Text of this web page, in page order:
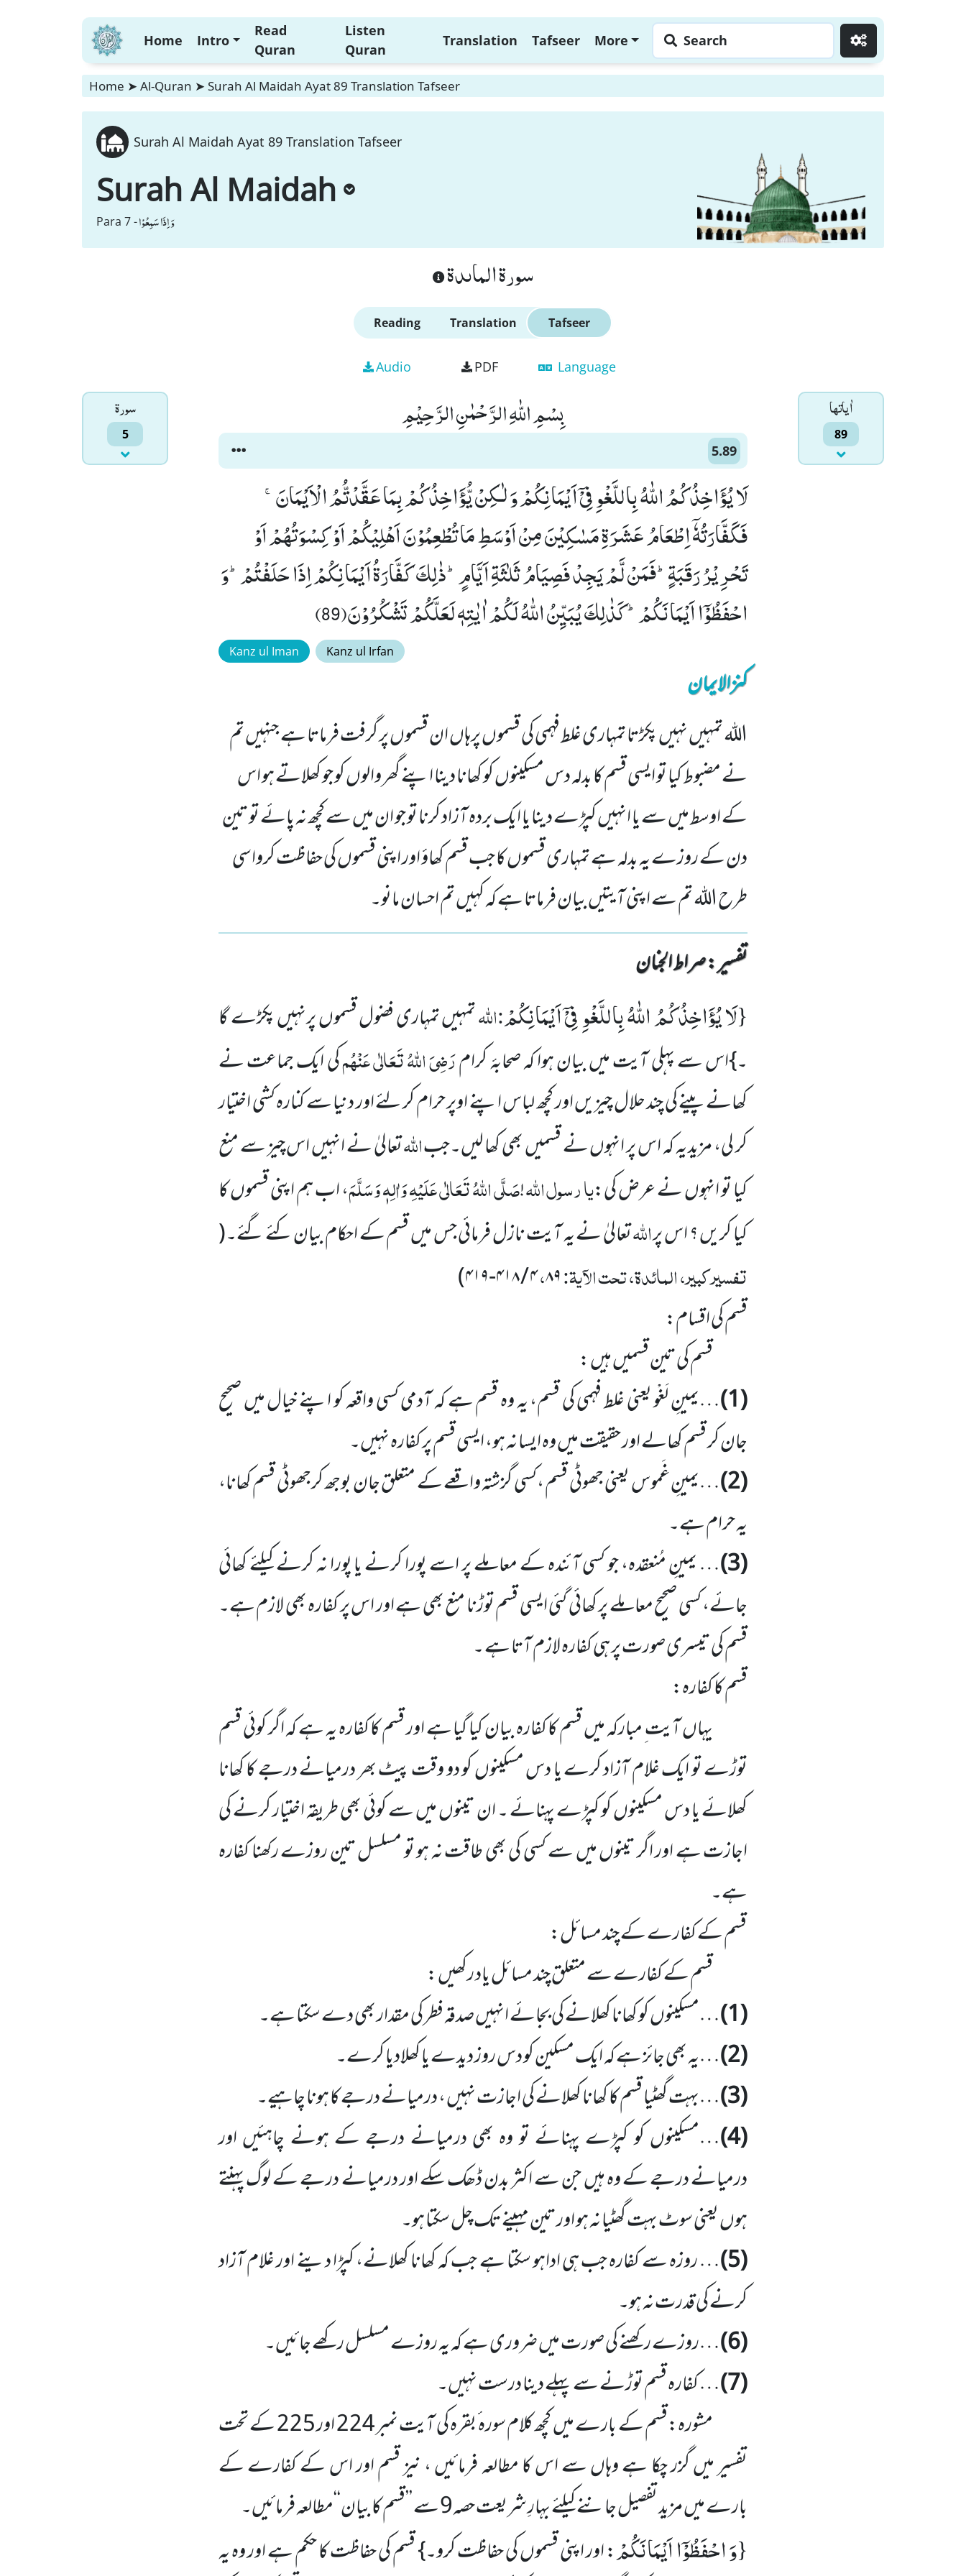
Home Intro
Read
Quran
Listen
Quran
Translation Tafseer More Search
Home ➤ Al-Quran ➤ Surah Al Maidah Ayat 89 Translation Tafseer
Surah Al Maidah Ayat 89 Translation Tafseer
Surah Al Maidah
Para 7 -وَ اِذَا سَمِعُوْا
سورة الماىدة
Reading Translation Tafseer
Audio PDF Language
سورۃ
5
اٰياتها
89
بِسْمِ اللّٰهِ الرَّحْمٰنِ الرَّحِیْمِ
5.89
لَا یُؤَاخِذُكُمُ اللّٰهُ بِاللَّغْوِ فِیْۤ اَیْمَانِكُمْ وَ لٰـكِنْ یُّؤَاخِذُكُمْ بِمَا عَقَّدْتُّمُ الْاَیْمَانَۚ-
فَكَفَّارَتُهٗۤ اِطْعَامُ عَشَرَةِ مَسٰكِیْنَ مِنْ اَوْسَطِ مَا تُطْعِمُوْنَ اَهْلِیْكُمْ اَوْ كِسْوَتُهُمْ اَوْ
تَحْرِیْرُ رَقَبَةٍؕ-فَمَنْ لَّمْ یَجِدْ فَصِیَامُ ثَلٰثَةِ اَیَّامٍؕ-ذٰلِكَ كَفَّارَةُ اَیْمَانِكُمْ اِذَا حَلَفْتُمْؕ-وَ
احْفَظُوْۤا اَیْمَانَكُمْؕ-كَذٰلِكَ یُبَیِّنُ اللّٰهُ لَكُمْ اٰیٰتِهٖ لَعَلَّكُمْ تَشْكُرُوْنَ(89)
Kanz ul Iman Kanz ul Irfan
کنزالایمان
اللہ تمہیں نہیں پکڑتا تمہاری غلط فہمی کی قسموں پرہاں ان قسموں پر گرفت فرماتا ہے جنہیں تم
نے مضبوط کیا تو ایسی قسم کا بدلہ دس مسکینوں کو کھانا دینا اپنے گھر والوں کو جو کھلاتے ہو اس
کے اوسط میں سے یا انہیں کپڑے دینا یا ایک بردہ آزاد کرنا تو جو ان میں سے کچھ نہ پائے تو تین
دن کے روزے یہ بدلہ ہے تمہاری قسموں کا جب قسم کھاؤ اور اپنی قسموں کی حفاظت کرواسی
طرح اللہ تم سے اپنی آیتیں بیان فرماتا ہے کہ کہیں تم احسان مانو۔
تفسیر : ‎صراط الجنان
{لَا یُؤَاخِذُكُمُ اللّٰهُ بِاللَّغْوِ فِیْۤ اَیْمَانِكُمْ:اللہتمہیں تمہاری فضول قسموں پرنہیں پکڑے گا
۔}اس سے پہلی آیت میں بیان ہوا کہ صحابۂکرامرَضِیَ اللہُ تَعَالٰی عَنْہُمکی ایک جماعت نے
کھانے پینے کی چند حلال چیزیں اور کچھ لباس اپنے اوپر حرام کر لئے اور دنیا سے کنارہ کشی اختیار
کر لی، مزید یہ کہ اس پر انہوں نے قسمیں بھی کھا لیں۔جباللہتعالیٰ نے انہیں اس چیز سے منع
کیا تو انہوں نے عرض کی:یارسولاللہ!صَلَّی اللہُ تَعَالٰی عَلَیْہِ وَاٰلِہٖ وَسَلَّمَ، اب ہم اپنی قسموں کا
کیا کریں ؟ اس پراللہتعالیٰ نے یہ آیت نازل فرمائی جس میں قسم کے احکام بیان کئے گئے۔(
تفسیر کبیر، المائدۃ، تحت الآیۃ:۸۹،۴ / ۴۱۸-۴۱۹
)
قسم کی اقسام:
قسم کی تین قسمیں ہیں :
(1) …یمینِ لَغْو یعنی غلط فہمی کی قسم، یہ وہ قسم ہے کہ آدمی کسی واقعہ کو اپنے خیال میں صحیح
جان کر قسم کھالے اور حقیقت میں وہ ایسا نہ ہو، ایسی قسم پر کفارہ نہیں۔
(2) …یمینِ غَموس یعنی جھوٹی قسم ،کسی گزشتہ واقعے کے متعلق جان بوجھ کرجھوٹی قسم کھانا،
یہ حرام ہے۔
(3) … یمینِ مُنعقدہ، جو کسی آئندہ کے معاملے پر اسے پورا کرنے یا پورا نہ کرنے کیلئے کھائی
جائے، کسی صحیح معاملے پر کھائی گئی ایسی قسم توڑنا منع بھی ہے اور اس پر کفارہ بھی لازم ہے۔
قسم کی تیسری صورت پر ہی کفارہ لازم آتا ہے ۔
قسم کا کفارہ:
یہاں آیت ِ مبارکہ میں قسم کا کفارہ بیان کیا گیا ہے اور قسم کا کفارہ یہ ہے کہ اگر کوئی قسم
توڑے تو ایک غلام آزاد کرے یا دس مسکینوں کو دو وقت پیٹ بھر درمیانے درجے کا کھانا
کھلائے یا دس مسکینوں کو کپڑے پہنائے ۔ ان تینوں میں سے کوئی بھی طریقہ اختیار کرنے کی
اجازت ہے اور اگر تینوں میں سے کسی کی بھی طاقت نہ ہو تو مسلسل تین روزے رکھنا کفارہ
ہے۔
قسم کے کفارے کے چند مسائل:
قسم کے کفارے سے متعلق چند مسائل یاد رکھیں :
(1) …مسکینوں کو کھانا کھلانے کی بجائے انہیں صدقہ فطر کی مقدار بھی دے سکتا ہے۔
(2) …یہ بھی جائز ہے کہ ایک مسکین کو دس روز دیدے یا کھلادیا کرے۔
(3) …بہت گھٹیا قسم کا کھانا کھلانے کی اجازت نہیں ، درمیانے درجے کا ہونا چاہیے۔
(4) …مسکینوں کو کپڑے پہنائے تو وہ بھی درمیانے درجے کے ہونے چاہئیں اور
درمیانے درجے کے وہ ہیں جن سے اکثر بدن ڈھک سکے اور درمیانے درجے کے لوگ پہنتے
ہوں یعنی سوٹ بہت گھٹیا نہ ہو اور تین مہینے تک چل سکتا ہو۔
(5) … روزہ سے کفارہ جب ہی اداہو سکتا ہے جب کہ کھانا کھلانے، کپڑا دینے اور غلام آزاد
کرنے کی قدرت نہ ہو۔
(6) …روزے رکھنے کی صورت میں ضروری ہے کہ یہ روزے مسلسل رکھے جائیں۔
(7) … کفارہ قسم توڑنے سے پہلے دینا درست نہیں۔
مشورہ:قسم کے بارے میں کچھ کلام سورہ ٔبقرہ کی آیت نمبر 224 اور 225 کے تحت
تفسیر میں گزر چکا ہے وہاں سے اس کا مطالعہ فرمائیں ، نیز قسم اور اس کے کفارے کے
بارے میں مزید تفصیل جاننے کیلئے بہارِ شریعت حصہ9 سے ’’قسم کا بیان‘‘مطالعہ فرمائیں۔
{وَ احْفَظُوْۤا اَیْمَانَكُمْ: اور اپنی قسموں کی حفاظت کرو۔} قسم کی حفاظت کا حکم ہے اور وہ یہ